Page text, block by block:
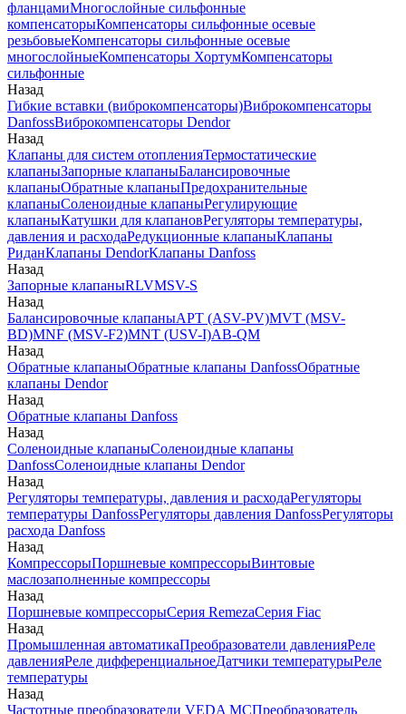
фланцамиМногослойные сильфонные
компенсаторыКомпенсаторы сильфонные осевые
резьбовыеКомпенсаторы сильфонные осевые
многослойныеКомпенсаторы ХортумКомпенсаторы
сильфонные
Назад
Гибкие вставки (виброкомпенсаторы)Виброкомпенсаторы
DanfossВиброкомпенсаторы Dendor
Назад
Клапаны для систем отопленияТермостатические
клапаныЗапорные клапаныБалансировочные
клапаныОбратные клапаныПредохранительные
клапаныСоленоидные клапаныРегулирующие
клапаныКатушки для клапановРегуляторы температуры,
давления и расходаРедукционные клапаныКлапаны
РиданКлапаны DendorКлапаны Danfoss
Назад
Запорные клапаныRLVMSV-S
Назад
Балансировочные клапаныAPT (ASV-PV)MVT (MSV-
BD)MNF (MSV-F2)MNT (USV-I)AB-QM
Назад
Обратные клапаныОбратные клапаны DanfossОбратные
клапаны Dendor
Назад
Обратные клапаны Danfoss
Назад
Соленоидные клапаныСоленоидные клапаны
DanfossСоленоидные клапаны Dendor
Назад
Регуляторы температуры, давления и расходаРегуляторы
температуры DanfossРегуляторы давления DanfossРегуляторы
расхода Danfoss
Назад
КомпрессорыПоршневые компрессорыВинтовые
маслозаполненные компрессоры
Назад
Поршневые компрессорыСерия RemezaСерия Fiac
Назад
Промышленная автоматикаПреобразователи давленияРеле
давленияРеле дифференциальноеДатчики температурыРеле
температуры
Назад
Частотные преобразователи VEDA MCПреобразователь